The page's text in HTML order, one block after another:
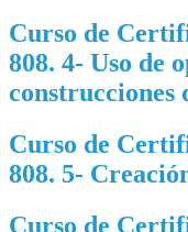
Curso de
808. 4- Uso de
construcciones
Curso de
808. 5-
Curso de